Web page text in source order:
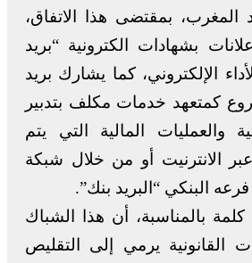
المغرب، بمقتضى هذا الاتفاق،
بشهادات الكترونية “بريد
الإلكتروني، كما يشارك بريد
كمتعهد خدمات مكلف بتدبير
والعمليات المالية التي يتم
عبر الانترنيت أو من خلال شبكة
البنكي “البريد بنك”.
بالمناسبة، أن هذا الشباك
القانونية يرمي إلى التقليص